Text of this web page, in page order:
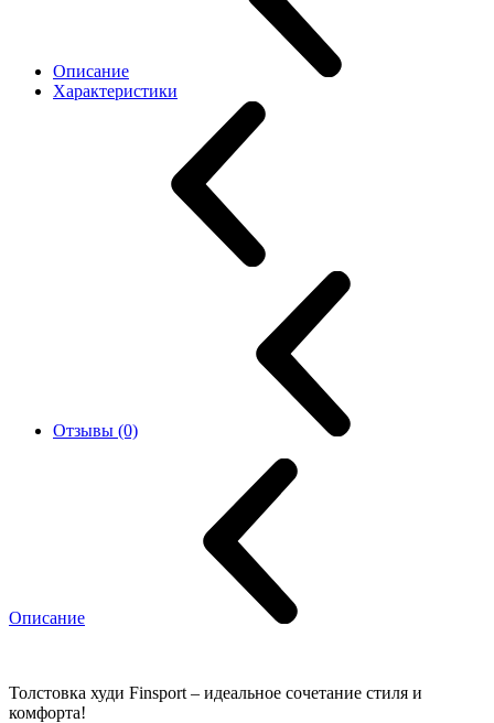
Описание
Характеристики
Отзывы (0)
Описание
Толстовка худи Finsport – идеальное сочетание стиля и
комфорта!